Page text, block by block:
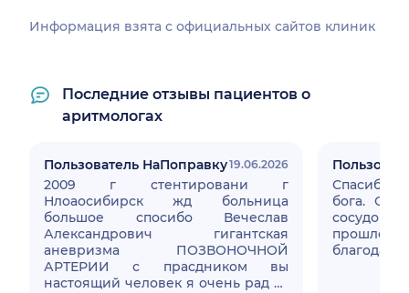
Информация взята c официальных сайтов клиник
Последние отзывы пациентов о
аритмологах
Пользователь НаПоправку19.06.2026
2009 г стентировани г
Нлоаосибирск жд больница
большое спосибо Вечеслав
Александрович гигантская
аневризма ПОЗВОНОЧНОЙ
АРТЕРИИ с прасдником вы
настоящий человек я очень рад за
Спасибо вам
бога.
сосудов
прошло